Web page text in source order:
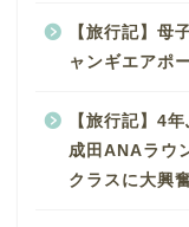
【旅行記】母
ャンギエアポ
【旅行記】4
成田ANAラウ
クラスに大興